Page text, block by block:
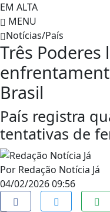
EM ALTA
MENU
Notícias/País
Três
Brasil
País registra
tentativas de
Por Redação Notícia Já
04/02/2026 09:56